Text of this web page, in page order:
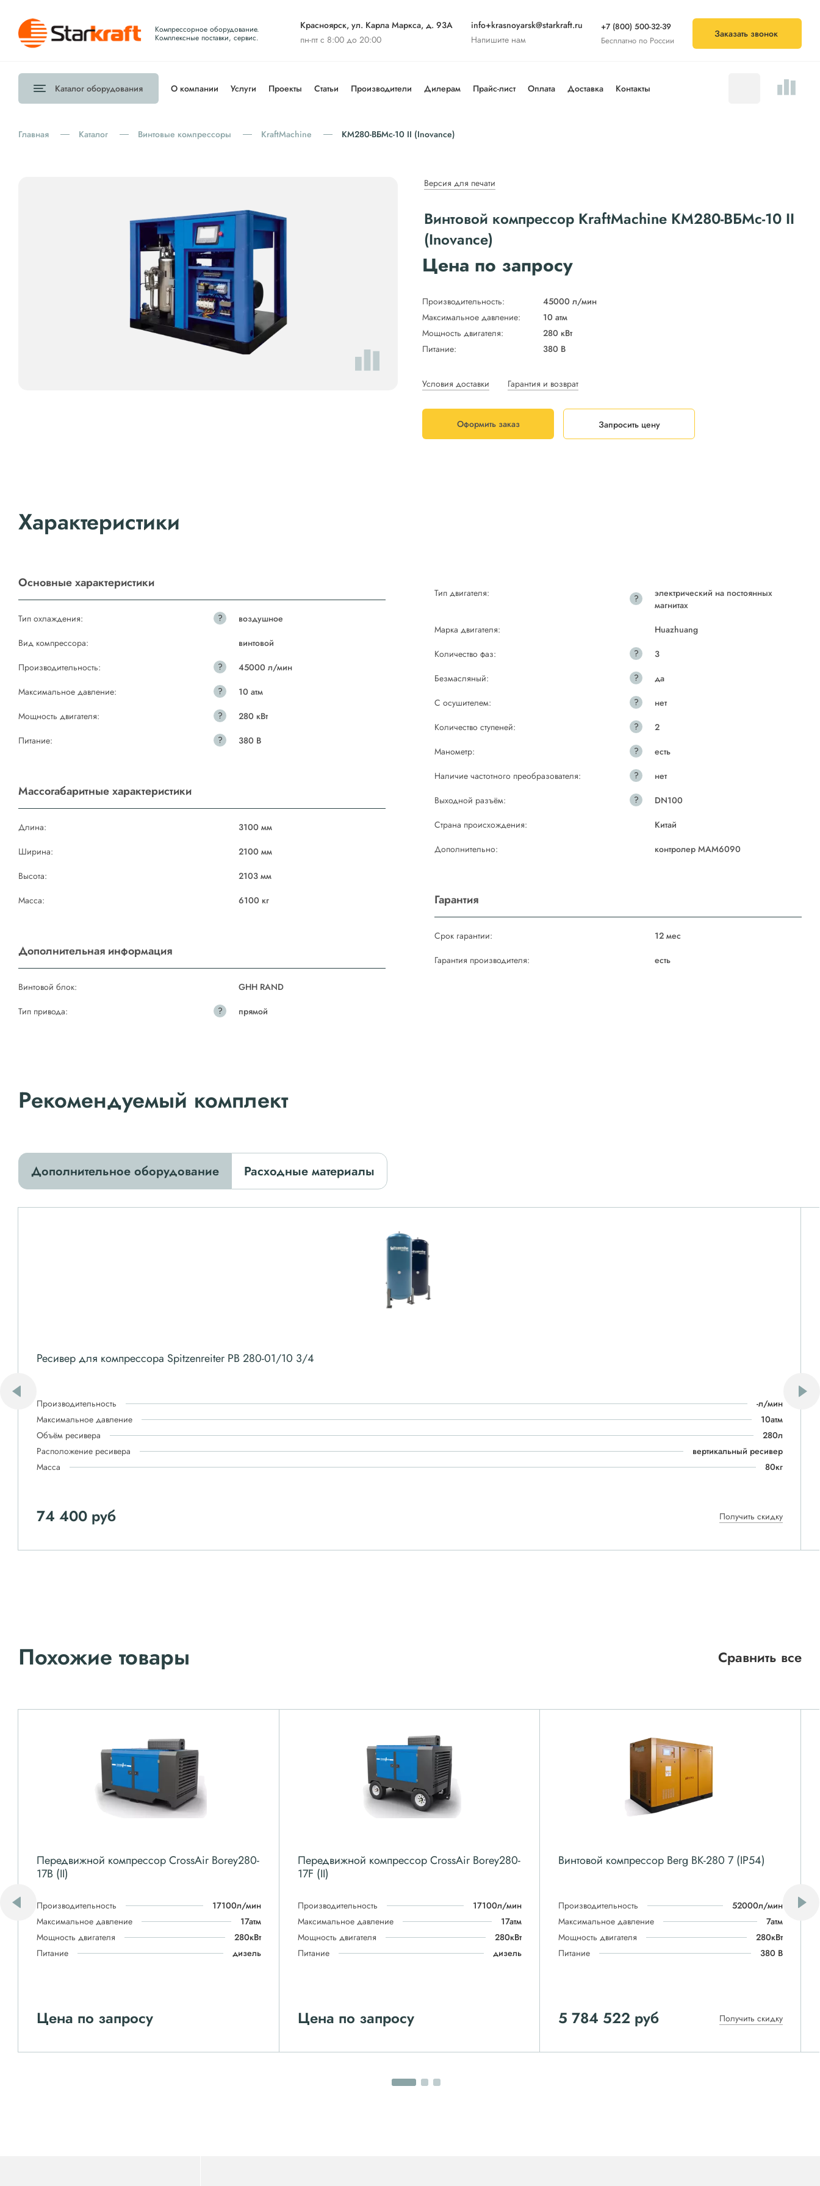
Компрессорное оборудование.
Комплексные поставки, сервис.
Красноярск, ул. Карла Маркса, д. 93А
пн-пт с 8:00 до 20:00
info+krasnoyarsk@starkraft.ru
Напишите нам
+7 (800) 500-32-39
Бесплатно по России
Заказать звонок
Каталог оборудования О компании Услуги Проекты Статьи Производители Дилерам Прайс-лист Оплата Доставка Контакты
Главная Каталог Винтовые компрессоры KraftMachine КМ280-ВБМс-10 II (Inovance)
Версия для печати
Винтовой компрессор KraftMachine КМ280-ВБМс-10 II
(Inovance)
Цена по запросу
Производительность:
45000 л/мин
Максимальное давление:
10 атм
Мощность двигателя:
280 кВт
Питание:
380 В
Условия доставки Гарантия и возврат
Оформить заказ Запросить цену
Характеристики
Основные характеристики
Тип охлаждения: ?
воздушное
Вид компрессора:
винтовой
Производительность:
?
45000 л/мин
Максимальное давление:
?
10 атм
Мощность двигателя:
?
280 кВт
Питание:
? 380 В
Массогабаритные характеристики
Длина:
3100 мм
Ширина:
2100 мм
Высота:
2103 мм
Масса:
6100 кг
Дополнительная информация
Винтовой блок:
GHH RAND
Тип привода:
? прямой
Тип двигателя: ?
электрический на постоянных
магнитах
Марка двигателя:
Huazhuang
Количество фаз:
?
3
Безмасляный:
?
да
С осушителем:
?
нет
Количество ступеней:
?
2
Манометр:
?
есть
Наличие частотного преобразователя:
?
нет
Выходной разъём:
?
DN100
Страна происхождения:
Китай
Дополнительно:
контролер МАМ6090
Гарантия
Срок гарантии:
12 мес
Гарантия производителя:
есть
Рекомендуемый комплект
Дополнительное оборудование Расходные материалы
Ресивер для компрессора Spitzenreiter РВ 280-01/10 3/4
Производительность
-л/мин
Максимальное давление
10атм
Объём ресивера
280л
Расположение ресивера
вертикальный ресивер
Масса
80кг
74 400 руб Получить скидку
Похожие товары Сравнить все
Передвижной компрессор CrossAir Borey280-
17B (II)
Производительность
17100л/мин
Максимальное давление
17атм
Мощность двигателя
280кВт
Питание
дизель
Цена по запросу
Передвижной компрессор CrossAir Borey280-
17F (II)
Производительность
17100л/мин
Максимальное давление
17атм
Мощность двигателя
280кВт
Питание
дизель
Цена по запросу
Винтовой компрессор Berg ВК-280 7 (IP54)
Производительность
52000л/мин
Максимальное давление
7атм
Мощность двигателя
280кВт
Питание
380 В
5 784 522 руб Получить скидку